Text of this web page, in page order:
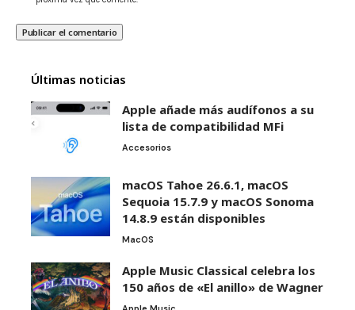
Últimas noticias
Apple añade más audífonos a su
lista de compatibilidad MFi
Accesorios
macOS Tahoe 26.6.1, macOS
Sequoia 15.7.9 y macOS Sonoma
14.8.9 están disponibles
MacOS
Apple Music Classical celebra los
150 años de «El anillo» de Wagner